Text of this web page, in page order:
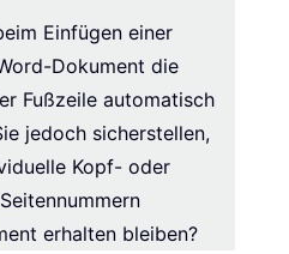
Einfügen einer
Dokument die
Fußzeile automatisch
jedoch sicherstellen,
Kopf- oder
erhalten bleiben?